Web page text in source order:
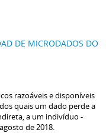
DE MICRODADOS DO
razoáveis e disponíveis
quais um dado perde a
a um indivíduo -
de 2018.